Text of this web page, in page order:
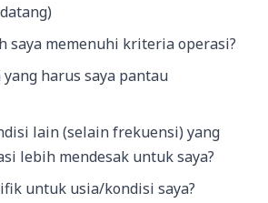
saya memenuhi kriteria operasi?
yang harus saya pantau
lain (selain frekuensi) yang
lebih mendesak untuk saya?
untuk usia/kondisi saya?